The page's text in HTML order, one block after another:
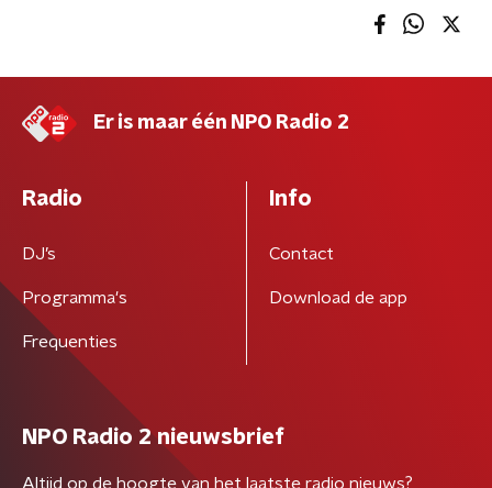
Er is maar één NPO Radio 2
Radio
DJ’s
Programma's
Frequenties
Info
Contact
Download de app
NPO Radio 2 nieuwsbrief
Altijd op de hoogte van het laatste radio nieuws?